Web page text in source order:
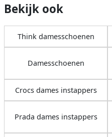
Bekijk ook
Think damesschoenen
Damesschoenen
Crocs dames instappers
Prada dames instappers